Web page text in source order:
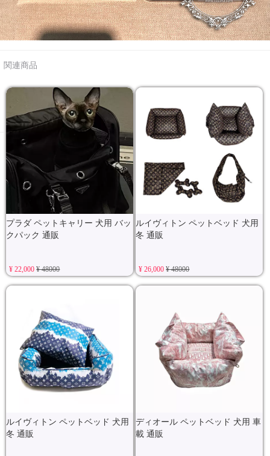
関連商品
プラダ ペットキャリー 犬用 バッ
クパック 通販
¥ 22,000¥ 48000
ルイヴィトン ペットベッド 犬用
冬 通販
¥ 26,000¥ 48000
ルイヴィトン ペットベッド 犬用
冬 通販
ディオール ペットベッド 犬用 車
載 通販